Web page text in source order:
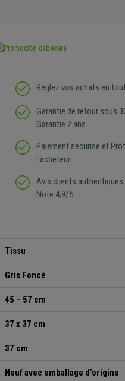
Réglez vos achats en
Garantie de retour sous
Garantie 2 ans
Paiement sécurisé et
l'acheteur
Avis clients authentiques
Note 4,9/5
Tissu
Gris Foncé
45 – 57 cm
37 x 37 cm
37 cm
Neuf avec emballage d’origine